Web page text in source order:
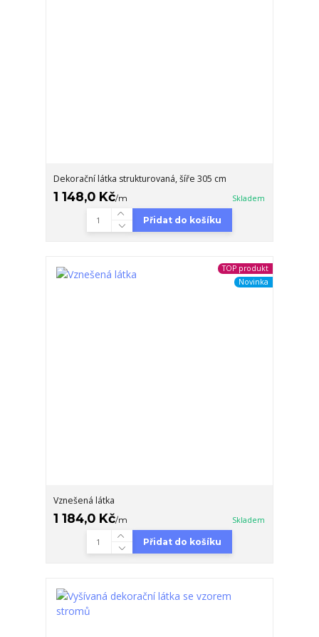
Dekorační látka strukturovaná, šíře 305 cm
1 148,0 Kč/m Skladem
Přidat do košíku
TOP produkt
Novinka
Vznešená látka
1 184,0 Kč/m Skladem
Přidat do košíku